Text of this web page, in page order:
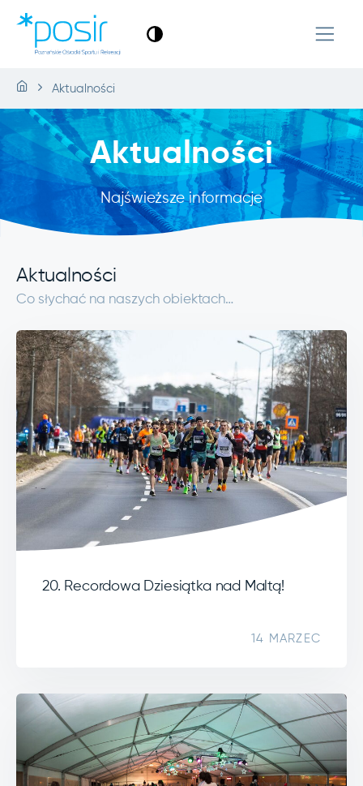
Aktualności
Aktualności
Najświeższe informacje
Aktualności
Co słychać na naszych obiektach…
20. Recordowa Dziesiątka nad Maltą!
14 MARZEC